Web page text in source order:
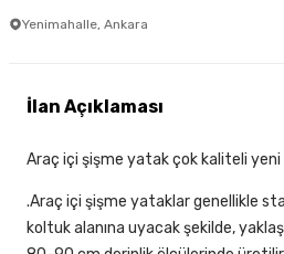
Yenimahalle, Ankara
İlan Açıklaması
Araç içi şişme yatak çok kaliteli yeni
.Araç içi şişme yataklar genellikle
koltuk alanına uyacak şekilde,